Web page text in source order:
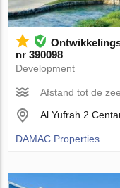
nr 390098
Development
Afstand tot de
Al Yufrah 2
DAMAC Properties